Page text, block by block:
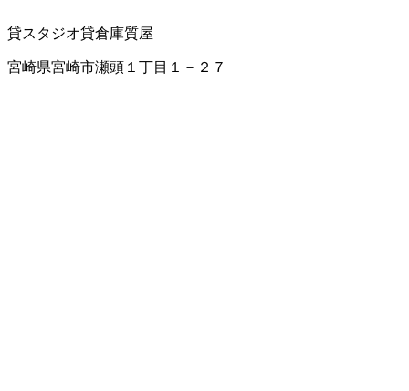
貸スタジオ貸倉庫質屋
宮崎県宮崎市瀬頭１丁目１－２７